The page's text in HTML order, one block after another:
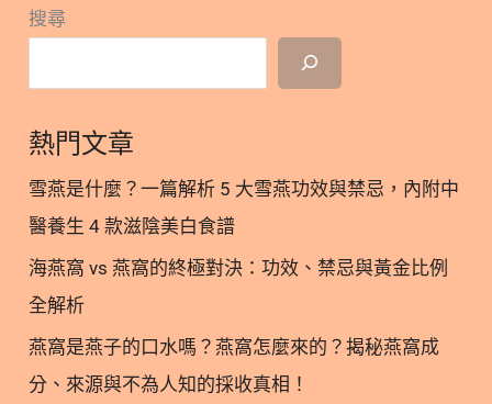
麼？現代人的養生首選 1.1. 即食燕窩的定義與種類
1.2. 即食燕窩與乾燕窩的優缺點分析 2. 小插曲│為什
麼營養師更推薦「乾燕窩」？真正的滋補，從一鍋燉
2.2. 乾燕窩完整保留水溶性蛋白，營養不打折 2.3. 乾
燕窩甜度份量自由掌控，吃得安心無負擔 2.4. 乾燕窩
本身就是養生 2.6. 乾燕窩結語：選擇透明、選擇主動
3. 即食燕窩比較：現燉、濃縮與燕窩飲差在哪？ 3.1.
即食燕窩挑選指標：固形物含量與燕窩等級 3.2. 即食
燕窩吃法指南：掌握黃金時間與攝取量 4.1. 最佳食用
時機：空腹吸收最好 4.2. 每日建議攝取量 4.3. 創意搭
雷
搜尋
熱門文章
雪燕是什麼？一篇解析 5 大雪燕功效與禁忌，內附中
醫養生 4 款滋陰美白食譜
海燕窩 vs 燕窩的終極對決：功效、禁忌與黃金比例
全解析
燕窩是燕子的口水嗎？燕窩怎麼來的？揭秘燕窩成
分、來源與不為人知的採收真相！